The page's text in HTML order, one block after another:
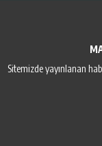
Sitemizde yayınlanan